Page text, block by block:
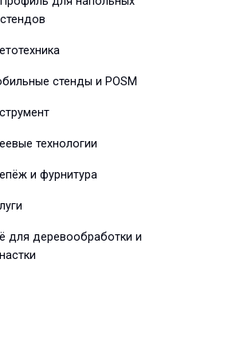
стендов
стенды и POSM
технологии
и фурнитура
для деревообработки и